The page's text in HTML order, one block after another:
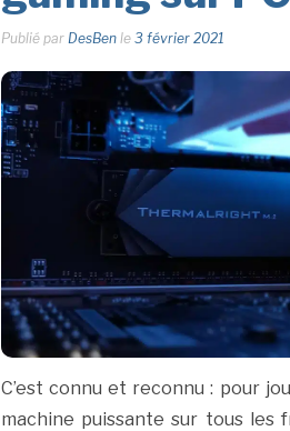
Publié par DesBenle 3 février 2021
C’est connu et reconnu : pour
machine puissante sur tous les